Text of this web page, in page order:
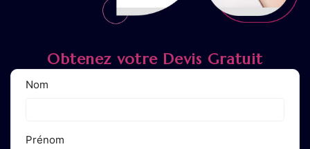
Obtenez votre Devis Gratuit